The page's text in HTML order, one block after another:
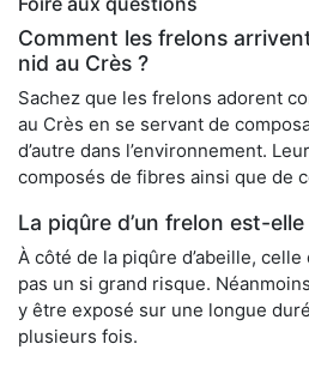
Comment les frelons
nid au Crès ?
Sachez que les frelons adorent
au Crès en se servant de
d’autre dans l’environnement.
composés de fibres ainsi que de
La piqûre d’un frelon est-
À côté de la piqûre d’abeille,
pas un si grand risque.
y être exposé sur une longue
plusieurs fois.